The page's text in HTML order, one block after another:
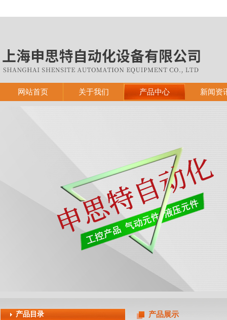
网站首页 关于我们 产品中心 新闻资
产品目录 产品展示